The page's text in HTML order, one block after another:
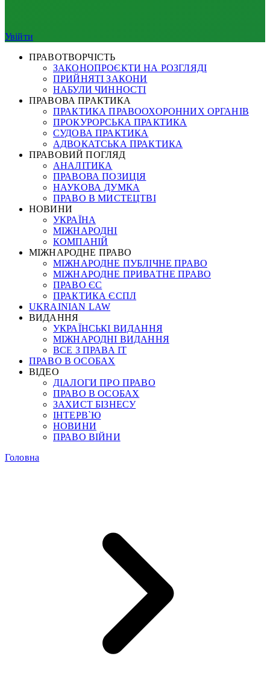
Увійти
ПРАВОТВОРЧІСТЬ
ЗАКОНОПРОЄКТИ НА РОЗГЛЯДІ
ПРИЙНЯТІ ЗАКОНИ
НАБУЛИ ЧИННОСТІ
ПРАВОВА ПРАКТИКА
ПРАКТИКА ПРАВООХОРОННИХ ОРГАНІВ
ПРОКУРОРСЬКА ПРАКТИКА
СУДОВА ПРАКТИКА
АДВОКАТСЬКА ПРАКТИКА
ПРАВОВИЙ ПОГЛЯД
АНАЛІТИКА
ПРАВОВА ПОЗИЦІЯ
НАУКОВА ДУМКА
ПРАВО В МИСТЕЦТВІ
НОВИНИ
УКРАЇНА
МІЖНАРОДНІ
КОМПАНІЙ
МІЖНАРОДНЕ ПРАВО
МІЖНАРОДНЕ ПУБЛІЧНЕ ПРАВО
МІЖНАРОДНЕ ПРИВАТНЕ ПРАВО
ПРАВО ЄС
ПРАКТИКА ЄСПЛ
UKRAINIAN LAW
ВИДАННЯ
УКРАЇНСЬКІ ВИДАННЯ
МІЖНАРОДНІ ВИДАННЯ
ВСЕ З ПРАВА ІТ
ПРАВО В ОСОБАХ
ВІДЕО
ДІАЛОГИ ПРО ПРАВО
ПРАВО В ОСОБАХ
ЗАХИСТ БІЗНЕСУ
ІНТЕРВ`Ю
НОВИНИ
ПРАВО ВІЙНИ
Головна